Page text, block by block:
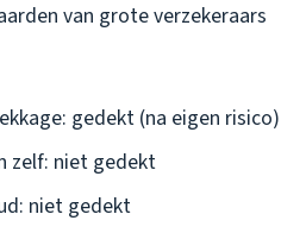
van grote verzekeraars
gedekt (na eigen risico)
zelf: niet gedekt
niet gedekt